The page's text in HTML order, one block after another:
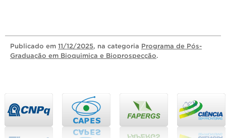
Publicado em 11/12/2025, na categoria Programa de Pós-
Graduação em Bioquimica e Bioprospecção.